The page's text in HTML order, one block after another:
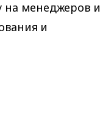
на менеджеров и
и